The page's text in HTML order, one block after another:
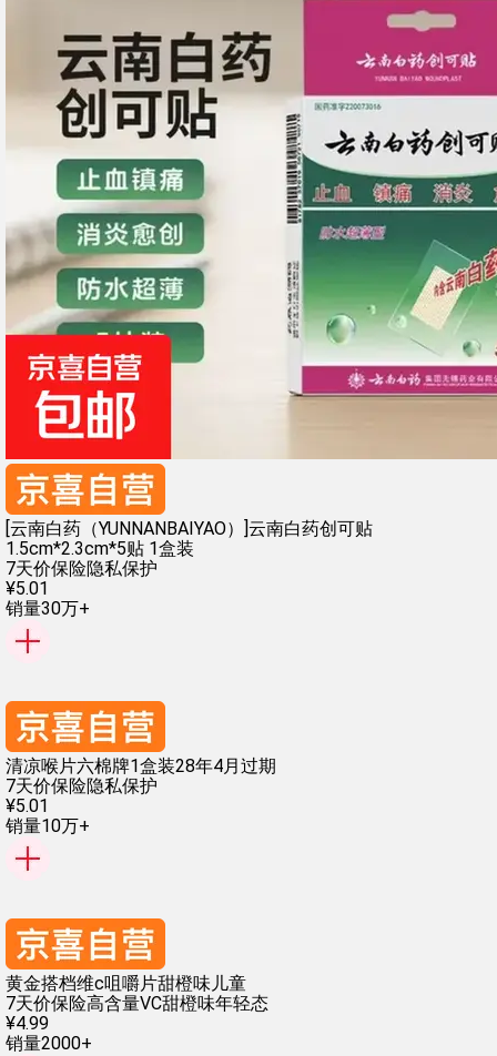
[云南白药（YUNNANBAIYAO）]云南白药创可贴
1.5cm*2.3cm*5贴 1盒装
7天价保险隐私保护
¥5.01
销量30万+
清凉喉片六棉牌1盒装28年4月过期
7天价保险隐私保护
¥5.01
销量10万+
黄金搭档维c咀嚼片甜橙味儿童
7天价保险高含量VC甜橙味年轻态
¥4.99
销量2000+